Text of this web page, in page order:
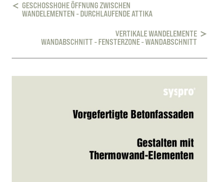
GESCHOSSHOHE ÖFFNUNG ZWISCHEN
WANDELEMENTEN - DURCHLAUFENDE ATTIKA
VERTIKALE WANDELEMENTE
WANDABSCHNITT - FENSTERZONE - WANDABSCHNITT